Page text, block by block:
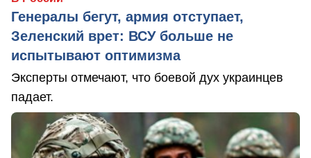
Генералы бегут, армия отступает,
Зеленский врет: ВСУ больше не
испытывают оптимизма
Эксперты отмечают, что боевой дух украинцев
падает.